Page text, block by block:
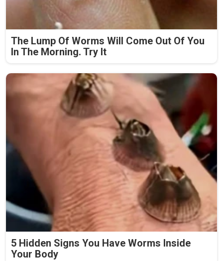
The Lump Of Worms Will Come Out Of You
In The Morning. Try It
5 Hidden Signs You Have Worms Inside
Your Body